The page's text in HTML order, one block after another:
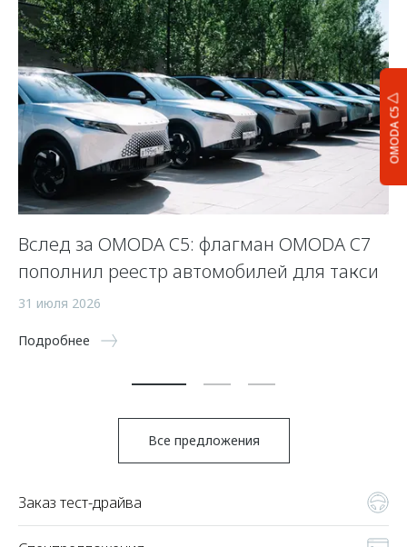
OMODA C5
Вслед за OMODA C5: флагман OMODA C7
пополнил реестр автомобилей для такси
31 июля 2026
Подробнее
Все предложения
Заказ тест-драйва